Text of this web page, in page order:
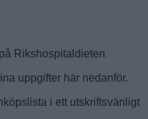
Rikshospitaldieten
uppgifter här nedanför.
i ett utskriftsvänligt